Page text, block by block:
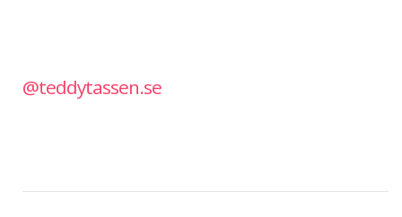
@teddytassen.se